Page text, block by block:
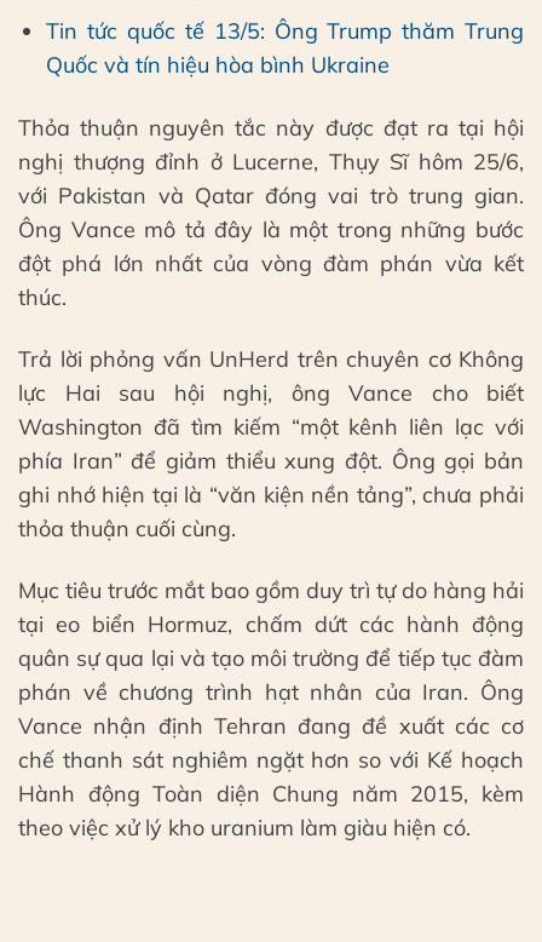
Tin tức quốc tế 13/5: Ông Trump thăm Trung
Quốc và tín hiệu hòa bình Ukraine
Thỏa thuận nguyên tắc này được đạt ra tại hội
nghị thượng đỉnh ở Lucerne, Thụy Sĩ hôm 25/6,
với Pakistan và Qatar đóng vai trò trung gian.
Ông Vance mô tả đây là một trong những bước
đột phá lớn nhất của vòng đàm phán vừa kết
thúc.
Trả lời phỏng vấn UnHerd trên chuyên cơ Không
lực Hai sau hội nghị, ông Vance cho biết
Washington đã tìm kiếm “một kênh liên lạc với
phía Iran” để giảm thiểu xung đột. Ông gọi bản
ghi nhớ hiện tại là “văn kiện nền tảng”, chưa phải
thỏa thuận cuối cùng.
Mục tiêu trước mắt bao gồm duy trì tự do hàng hải
tại eo biển Hormuz, chấm dứt các hành động
quân sự qua lại và tạo môi trường để tiếp tục đàm
phán về chương trình hạt nhân của Iran. Ông
Vance nhận định Tehran đang đề xuất các cơ
chế thanh sát nghiêm ngặt hơn so với Kế hoạch
Hành động Toàn diện Chung năm 2015, kèm
theo việc xử lý kho uranium làm giàu hiện có.